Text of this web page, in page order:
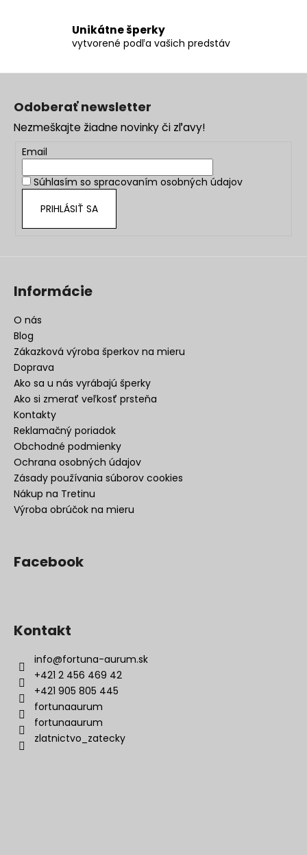
Unikátne šperky
vytvorené podľa vašich predstáv
Odoberať newsletter
Nezmeškajte žiadne novinky či zľavy!
Email
Súhlasím so spracovaním osobných údajov
PRIHLÁSIŤ SA
Informácie
O nás
Blog
Zákazková výroba šperkov na mieru
Doprava
Ako sa u nás vyrábajú šperky
Ako si zmerať veľkosť prsteňa
Kontakty
Reklamačný poriadok
Obchodné podmienky
Ochrana osobných údajov
Zásady používania súborov cookies
Nákup na Tretinu
Výroba obrúčok na mieru
Facebook
Kontakt
info@fortuna-aurum.sk
+421 2 456 469 42
+421 905 805 445
fortunaaurum
fortunaaurum
zlatnictvo_zatecky